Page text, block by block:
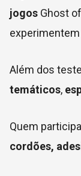
jogos Ghost
Além dos
temáticos,
Quem
cordões,